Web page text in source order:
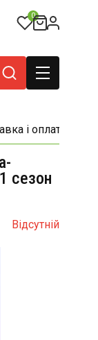
0
і оплата
сезон
Відсутній